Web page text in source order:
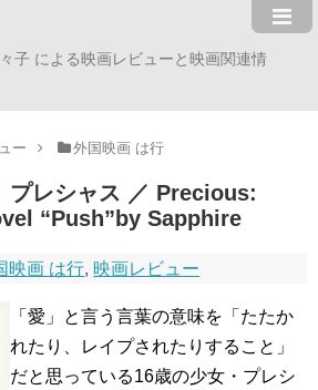
子 による映画レビューと映画関連情
ー 外国映画 は行
プレシャス ／ Precious:
“Push”by Sapphire
映画 は行, 映画レビュー
「愛」と言う言葉の意味を「たたか
れたり、レイプされたりすること」
だと思っている16歳の少女・プレシ